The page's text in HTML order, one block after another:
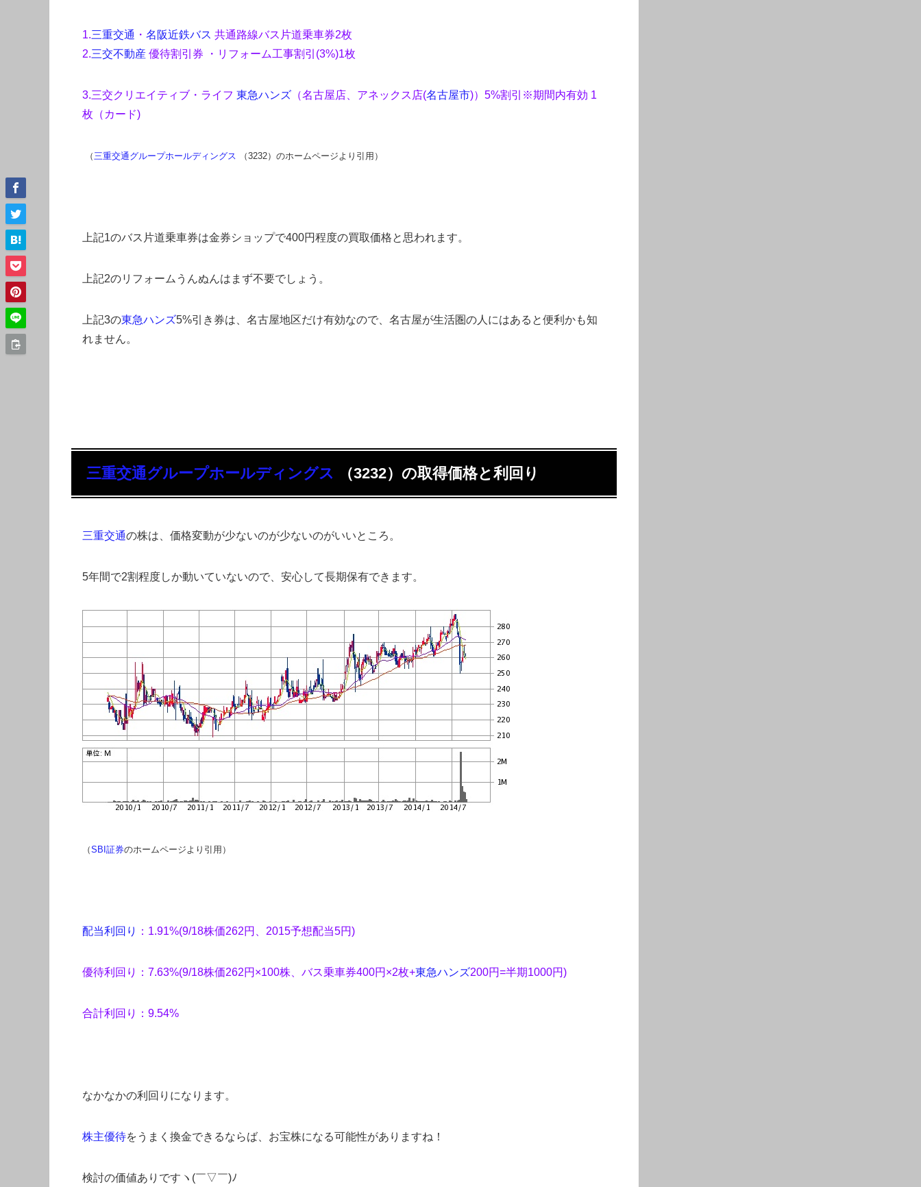
1.三重交通 ・ 名阪近鉄バス 共通路線バス片道乗車券2枚
2.三交不動産 優待割引券 ・リフォーム工事割引(3%)1枚
3.三交クリエイティブ・ライフ 東急ハンズ （名古屋店、アネックス店(名古屋市)）5%割引※期間内有効 1
枚（カード)
（ 三重交通グループホールディングス （3232）のホームページより引用 ）
上記1のバス片道乗車券は金券ショップで400円程度の買取価格と思われます。
上記2のリフォームうんぬんはまず不要でしょう。
上記3の東急ハンズ5%引き券は、名古屋地区だけ有効なので、名古屋が生活圏の人にはあると便利かも知
れません。
三重交通グループホールディングス （3232）の取得価格と利回り
三重交通の株は、価格変動が少ないのが少ないのがいいところ。
5年間で2割程度しか動いていないので、安心して長期保有できます。
（SBI証券のホームページより引用）
配当利回り ：1.91%(9/18株価262円、2015予想配当5円)
優待利回り：7.63%(9/18株価262円×100株、バス乗車券400円×2枚+東急ハンズ200円=半期1000円)
合計利回り：9.54%
なかなかの利回りになります。
株主優待をうまく換金できるならば、お宝株になる可能性がありますね！
検討の価値ありですヽ(￣▽￣)ﾉ